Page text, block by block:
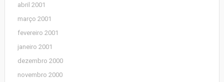
abril 2001
março 2001
fevereiro 2001
janeiro 2001
dezembro 2000
novembro 2000